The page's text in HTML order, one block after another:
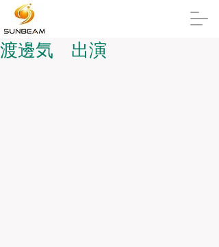
渡邊気 出演